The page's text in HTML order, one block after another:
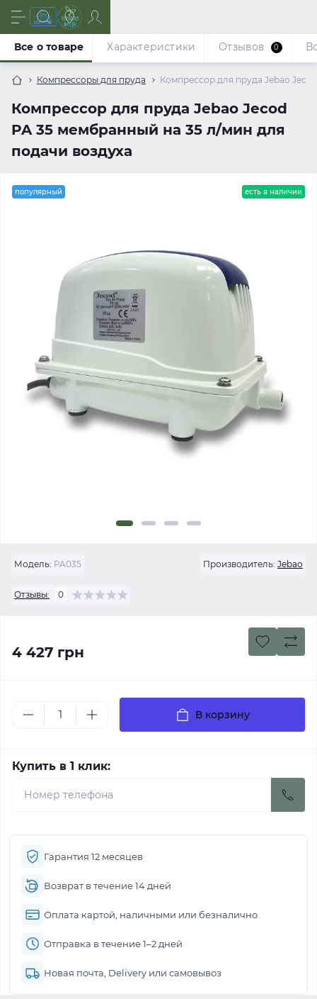
Компрессоры для пруда Компрессор для пруда Jebao
Компрессор для пруда Jebao Jecod
PA 35 мембранный на 35 л/мин для
подачи воздуха
Все о товаре Характеристики Отзывов 0
популярный есть в наличии
Модель: PA035 Производитель: Jebao
Отзывы: 0
4 427 грн
В корзину
Купить в 1 клик:
Гарантия 12 месяцев
Возврат в течение 14 дней
Оплата картой, наличными или безналично
Отправка в течение 1–2 дней
Новая почта, Delivery или самовывоз